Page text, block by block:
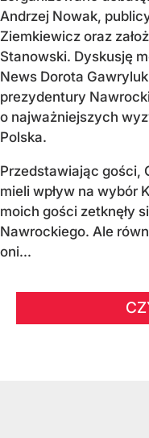
Andrzej Nowak,
Ziemkiewicz oraz
Stanowski. Dyskusję
News Dorota
prezydentury
o najważniejszych
Polska.
Przedstawiając gości,
mieli wpływ na wybór
moich gości zetknęły
Nawrockiego. Ale
oni...